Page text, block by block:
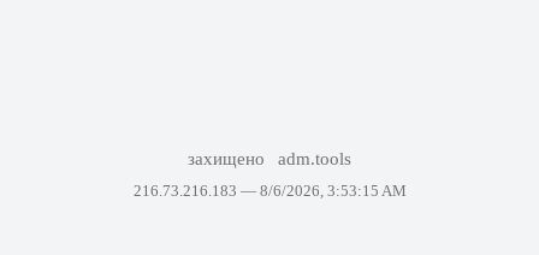
захищено adm.tools
216.73.216.183 — 8/6/2026, 3:53:15 AM